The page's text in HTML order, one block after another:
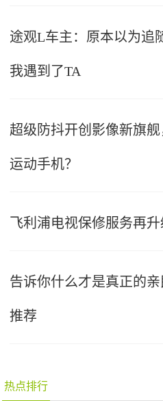
途观L车主：原本以为追
我遇到了TA
超级防抖开创影像新旗舰
运动手机？
飞利浦电视保修服务再
告诉你什么才是真正的
推荐
热点排行